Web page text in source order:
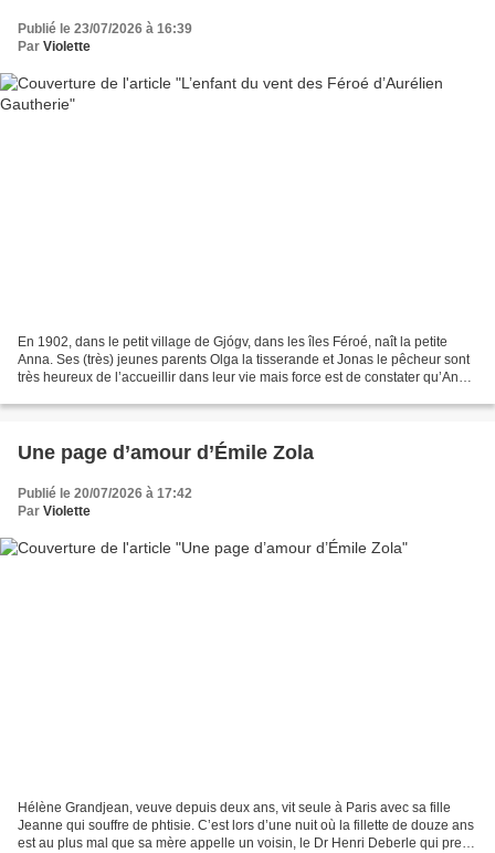
Publié le 23/07/2026 à 16:39
Par Violette
En 1902, dans le petit village de Gjógv, dans les îles Féroé, naît la petite
Anna. Ses (très) jeunes parents Olga la tisserande et Jonas le pêcheur sont
très heureux de l’accueillir dans leur vie mais force est de constater qu’Anna
Une page d’amour d’Émile Zola
Publié le 20/07/2026 à 17:42
Par Violette
Hélène Grandjean, veuve depuis deux ans, vit seule à Paris avec sa fille
Jeanne qui souffre de phtisie. C’est lors d’une nuit où la fillette de douze ans
est au plus mal que sa mère appelle un voisin, le Dr Henri Deberle qui prend